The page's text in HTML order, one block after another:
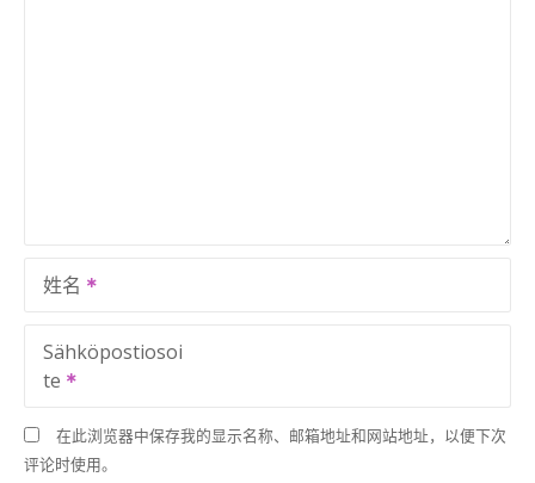
姓名
Sähköpostiosoi
te
在此浏览器中保存我的显示名称、邮箱地址和网站地址，以便下次
评论时使用。